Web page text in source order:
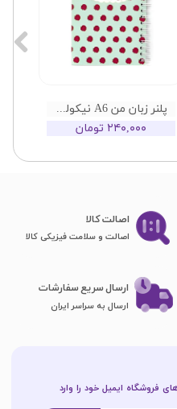
پلنر زبان من A6 نیکولند طرح گلگلی
۲۴۰,۰۰۰ تومان
اصا​​​​​​​لت کالا
اصالت و سلامت فیزیکی کالا
ارسال سریع سفارشات
ارسال به سراسر ایران
فروشگاه ایمیل خود را وارد